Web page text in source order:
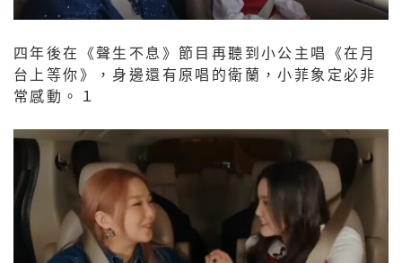
四年後在《聲生不息》節目再聽到小公主唱《在月
台上等你》，身邊還有原唱的衛蘭，小菲象定必非
常感動。１